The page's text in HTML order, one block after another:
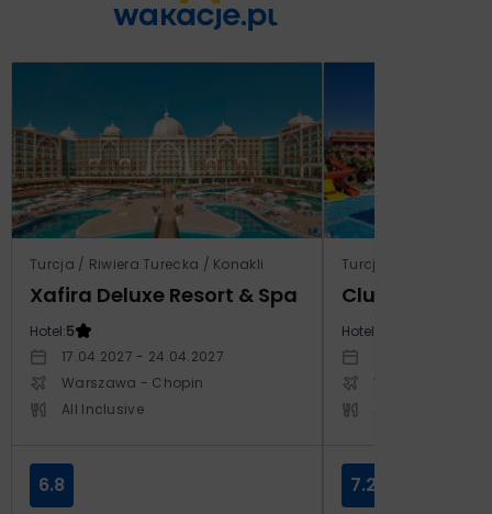
Turcja / Riwiera Turecka / Konakli
Xafira Deluxe Resort & Spa
Hotel:5
17.04.2027 - 24.04.2027
Warszawa - Chopin
All Inclusive
6.8
Turcja / Riwiera
Club Side
Hotel:
Warszawa -
7.2